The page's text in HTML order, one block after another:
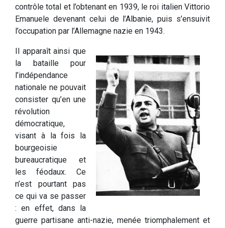
contrôle total et l’obtenant en 1939, le roi italien Vittorio
Emanuele devenant celui de l’Albanie, puis s’ensuivit
l’occupation par l’Allemagne nazie en 1943.
Il apparaît ainsi que
la bataille pour
l’indépendance
nationale ne pouvait
consister qu’en une
révolution
démocratique,
visant à la fois la
bourgeoisie
bureaucratique et
les féodaux. Ce
n’est pourtant pas
ce qui va se passer
: en effet, dans la
guerre partisane anti-nazie, menée triomphalement et